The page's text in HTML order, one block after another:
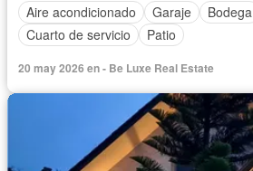
Aire acondicionado
Garaje Bodega
Cuarto de servicio
Patio
20 may 2026 en - Be Luxe Real Estate